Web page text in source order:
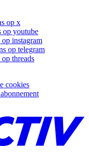
op x
op youtube
instagram
op telegram
threads
cookies